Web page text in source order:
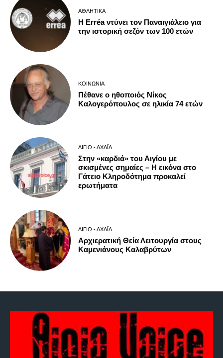
ΑΘΛΗΤΙΚΆ
Η Erréa ντύνει τον Παναιγιάλειο για
την ιστορική σεζόν των 100 ετών
ΚΟΙΝΩΝΊΑ
Πέθανε ο ηθοποιός Νίκος
Καλογερόπουλος σε ηλικία 74 ετών
ΑΊΓΙΟ - ΑΧΑΪ́Α
Στην «καρδιά» του Αιγίου με
σκισμένες σημαίες – Η εικόνα στο
Γάτειο Κληροδότημα προκαλεί
ερωτήματα
ΑΊΓΙΟ - ΑΧΑΪ́Α
Αρχιερατική Θεία Λειτουργία στους
Καμενιάνους Καλαβρύτων